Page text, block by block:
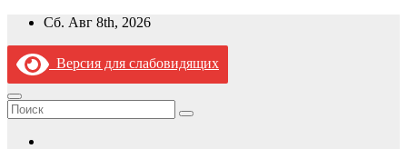
Перейти
содержимому
Сб. Авг 8th, 2026
Версия для слабовидящих